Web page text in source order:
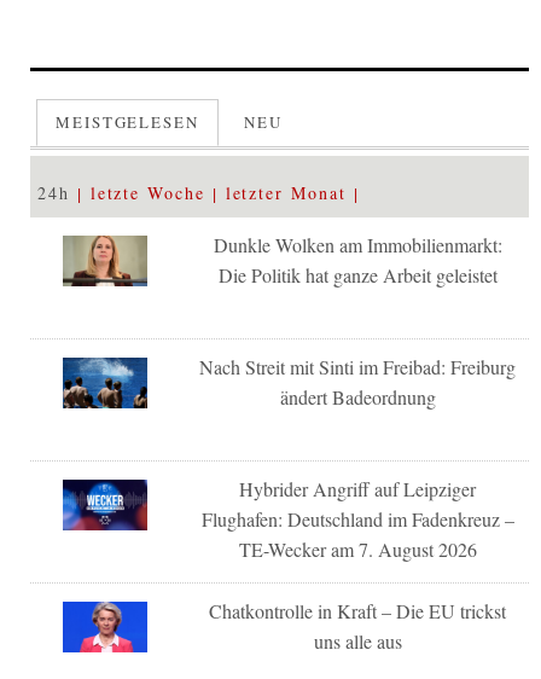
MEISTGELESEN NEU
24h letzte Woche letzter Monat
Dunkle Wolken am Immobilienmarkt:
Die Politik hat ganze Arbeit geleistet
Nach Streit mit Sinti im Freibad: Freiburg
ändert Badeordnung
Hybrider Angriff auf Leipziger
Flughafen: Deutschland im Fadenkreuz –
TE-Wecker am 7. August 2026
Chatkontrolle in Kraft – Die EU trickst
uns alle aus